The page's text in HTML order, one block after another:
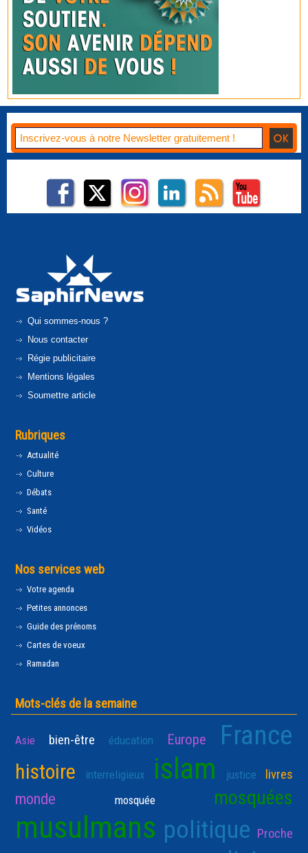
Qui sommes-nous ?
Nous contacter
Régie publicitaire
Mentions légales
Soumettre article
Rubriques
Actualité
Culture
Débats
Santé
Vidéos
Nos services web
Votre agenda
Petites annonces
Guide des prénoms
Cartes de voeux
Ramadan
Mots-clés de la semaine
Asie bien-être éducation Europe France
histoire interreligieux islam justice livres
monde mosquée mosquées
musulmans politique Proche